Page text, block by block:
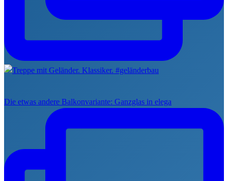
Die etwas andere Balkonvariante: Ganzglas in elega